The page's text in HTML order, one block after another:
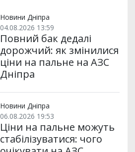
m p
Новини Дніпра
04.08.2026 13:59
Повний бак дедалі
дорожчий: як змінилися
ціни на пальне на АЗС
Дніпра
Новини Дніпра
06.08.2026 19:53
Ціни на пальне можуть
стабілізуватися: чого